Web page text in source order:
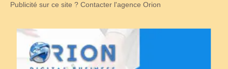
Publicité sur ce site ? Contacter l'agence Orion